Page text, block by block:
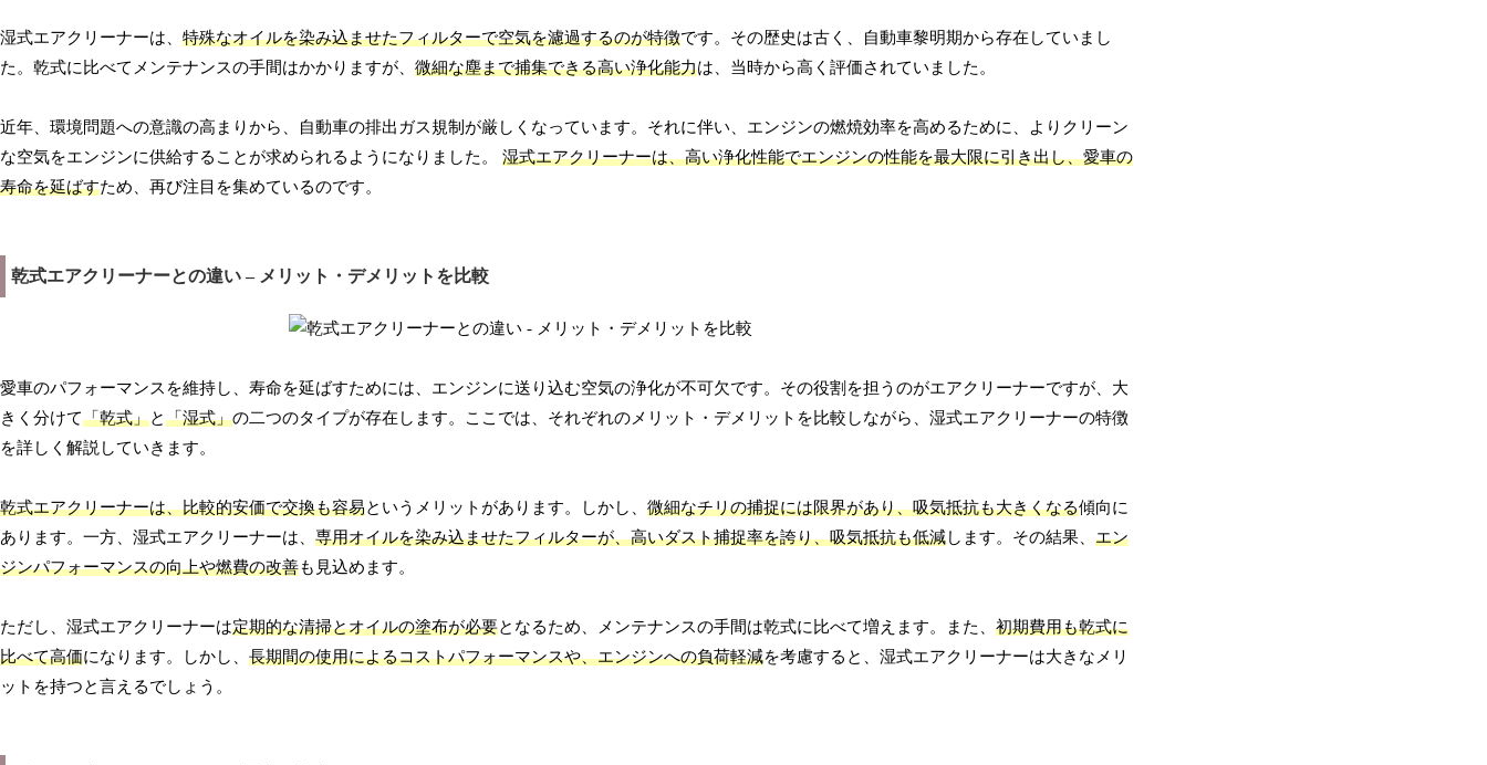
湿式エアクリーナーは、 特殊なオイルを染み込ませたフィルターで空気を濾過するのが特徴です。その歴史は古く、自動車黎明期から存在していまし
た。乾式に比べてメンテナンスの手間はかかりますが、 微細な塵まで捕集できる高い浄化能力は、当時から高く評価されていました。
近年、環境問題への意識の高まりから、自動車の排出ガス規制が厳しくなっています。それに伴い、エンジンの燃焼効率を高めるために、よりクリーン
な空気をエンジンに供給することが求められるようになりました。 湿式エアクリーナーは、高い浄化性能でエンジンの性能を最大限に引き出し、愛車の
寿命を延ばすため、再び注目を集めているのです。
乾式エアクリーナーとの違い – メリット・デメリットを比較
愛車のパフォーマンスを維持し、寿命を延ばすためには、エンジンに送り込む空気の浄化が不可欠です。その役割を担うのがエアクリーナーですが、大
きく分けて「乾式」と「湿式」の二つのタイプが存在します。ここでは、それぞれのメリット・デメリットを比較しながら、湿式エアクリーナーの特徴
を詳しく解説していきます。
乾式エアクリーナーは、比較的安価で交換も容易というメリットがあります。しかし、 微細なチリの捕捉には限界があり、吸気抵抗も大きくなる傾向に
あります。一方、湿式エアクリーナーは、 専用オイルを染み込ませたフィルターが、高いダスト捕捉率を誇り、吸気抵抗も低減します。その結果、 エン
ジンパフォーマンスの向上や燃費の改善も見込めます。
ただし、湿式エアクリーナーは定期的な清掃とオイルの塗布が必要となるため、メンテナンスの手間は乾式に比べて増えます。また、 初期費用も乾式に
比べて高価になります。しかし、 長期間の使用によるコストパフォーマンスや、エンジンへの負荷軽減を考慮すると、湿式エアクリーナーは大きなメリ
ットを持つと言えるでしょう。